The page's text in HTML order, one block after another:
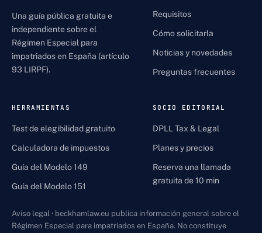
Una guía pública gratuita e
independiente sobre el
Régimen Especial para
impatriados en España (artículo
93 LIRPF).
Requisitos
Cómo solicitarla
Noticias y novedades
Preguntas frecuentes
HERRAMIENTAS
Test de elegibilidad gratuito
Calculadora de impuestos
Guía del Modelo 149
Guía del Modelo 151
SOCIO EDITORIAL
DPLL Tax & Legal
Planes y precios
Reserva una llamada
gratuita de 10 min
Aviso legal · beckhamlaw.eu publica información general sobre el
Régimen Especial para impatriados en España. No constituye